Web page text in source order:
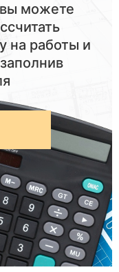
вы можете
на работы и